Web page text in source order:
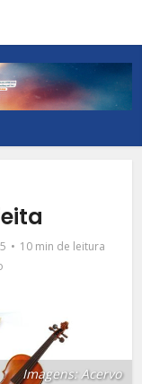
10 min de leitura
Imagens: Acervo